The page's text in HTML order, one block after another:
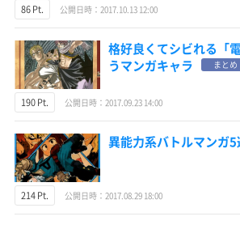
86 Pt. 公開日時：2017.10.13 12:00
格好良くてシビれる「
うマンガキャラ
まとめ
190 Pt. 公開日時：2017.09.23 14:00
異能力系バトルマンガ5
214 Pt. 公開日時：2017.08.29 18:00